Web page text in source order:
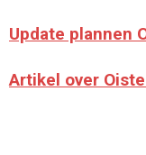
Update plannen
Artikel over